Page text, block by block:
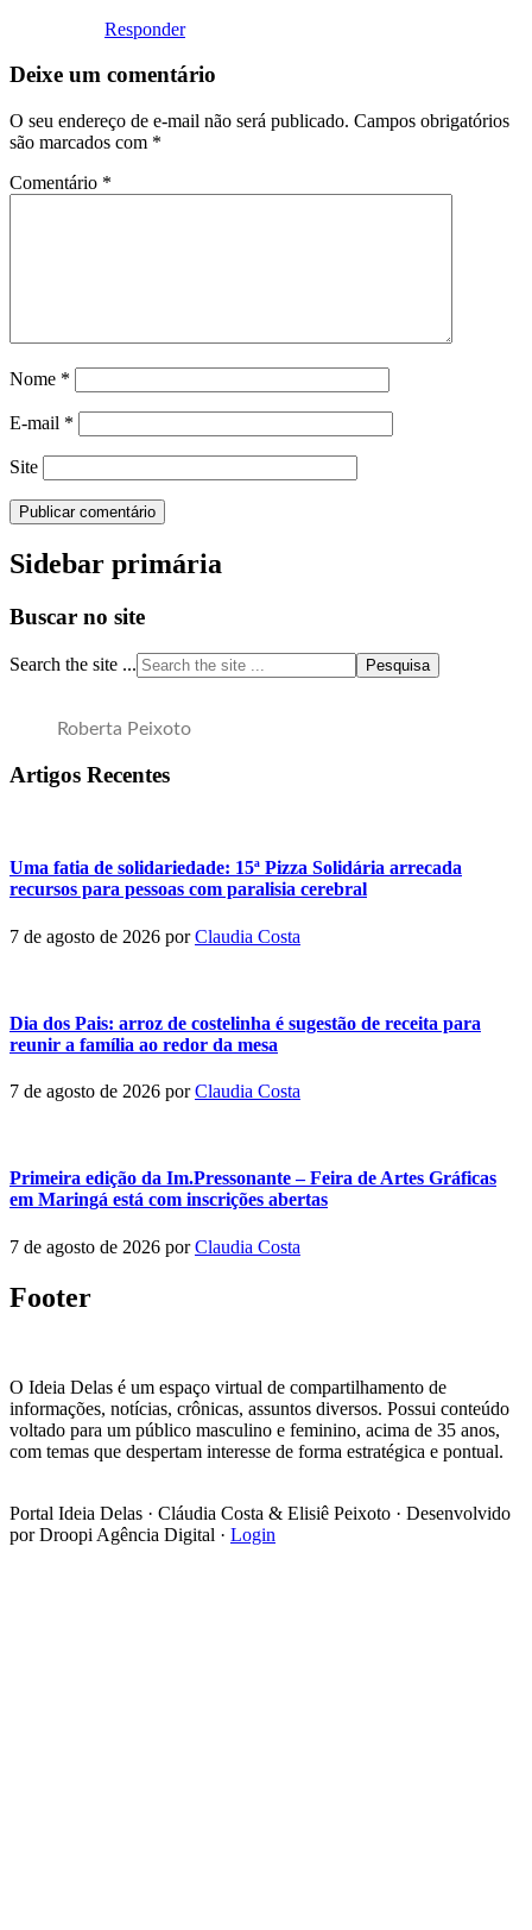
Responder
Deixe um comentário
O seu endereço de e-mail não será publicado. Campos obrigatórios
são marcados com *
Comentário *
Nome *
E-mail *
Site
Sidebar primária
Buscar no site
Search the site ...
Roberta Peixoto
Artigos Recentes
Uma fatia de solidariedade: 15ª Pizza Solidária arrecada
recursos para pessoas com paralisia cerebral
7 de agosto de 2026 porClaudia Costa
Dia dos Pais: arroz de costelinha é sugestão de receita para
reunir a família ao redor da mesa
7 de agosto de 2026 porClaudia Costa
Primeira edição da Im.Pressonante – Feira de Artes Gráficas
em Maringá está com inscrições abertas
7 de agosto de 2026 porClaudia Costa
Footer
O Ideia Delas é um espaço virtual de compartilhamento de
informações, notícias, crônicas, assuntos diversos. Possui conteúdo
voltado para um público masculino e feminino, acima de 35 anos,
com temas que despertam interesse de forma estratégica e pontual.
Portal Ideia Delas · Cláudia Costa & Elisiê Peixoto · Desenvolvido
por Droopi Agência Digital · Login